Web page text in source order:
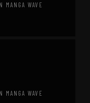
MANGA WAVE
MANGA WAVE